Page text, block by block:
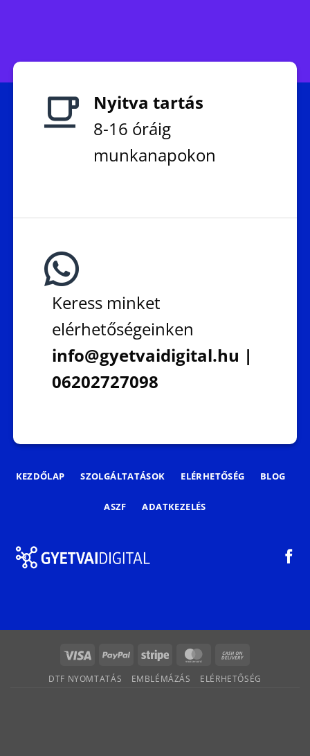
Nyitva tartás
8-16 óráig
munkanapokon
Keress minket
elérhetőségeinken
info@gyetvaidigital.hu |
06202727098
KEZDŐLAP SZOLGÁLTATÁSOK ELÉRHETŐSÉG BLOG
ASZF ADATKEZELÉS
Visa PayPal Stripe MasterCard
Delivery
DTF NYOMTATÁS EMBLÉMÁZÁS ELÉRHETŐSÉG